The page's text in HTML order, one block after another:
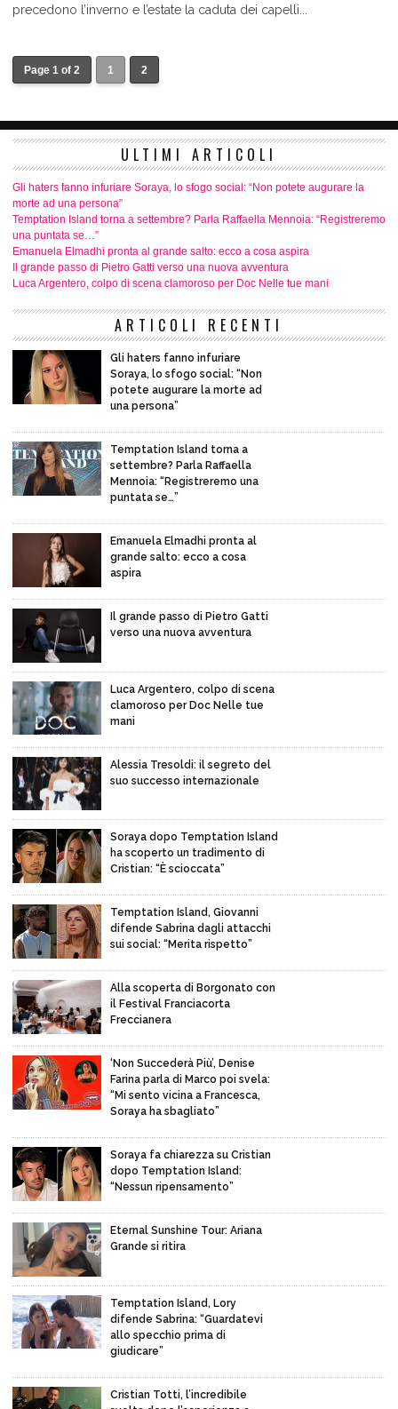
precedono l’inverno e l’estate la caduta dei capelli...
Page 1 of 2 1 2
ULTIMI ARTICOLI
Gli haters fanno infuriare Soraya, lo sfogo social: “Non potete augurare la
morte ad una persona”
Temptation Island torna a settembre? Parla Raffaella Mennoia: “Registreremo
una puntata se…”
Emanuela Elmadhi pronta al grande salto: ecco a cosa aspira
Il grande passo di Pietro Gatti verso una nuova avventura
Luca Argentero, colpo di scena clamoroso per Doc Nelle tue mani
ARTICOLI RECENTI
Gli haters fanno infuriare
Soraya, lo sfogo social: “Non
potete augurare la morte ad
una persona”
Temptation Island torna a
settembre? Parla Raffaella
Mennoia: “Registreremo una
puntata se…”
Emanuela Elmadhi pronta al
grande salto: ecco a cosa
aspira
Il grande passo di Pietro Gatti
verso una nuova avventura
Luca Argentero, colpo di scena
clamoroso per Doc Nelle tue
mani
Alessia Tresoldi: il segreto del
suo successo internazionale
Soraya dopo Temptation Island
ha scoperto un tradimento di
Cristian: “È scioccata”
Temptation Island, Giovanni
difende Sabrina dagli attacchi
sui social: “Merita rispetto”
Alla scoperta di Borgonato con
il Festival Franciacorta
Freccianera
‘Non Succederà Più’, Denise
Farina parla di Marco poi svela:
“Mi sento vicina a Francesca,
Soraya ha sbagliato”
Soraya fa chiarezza su Cristian
dopo Temptation Island:
“Nessun ripensamento”
Eternal Sunshine Tour: Ariana
Grande si ritira
Temptation Island, Lory
difende Sabrina: “Guardatevi
allo specchio prima di
giudicare”
Cristian Totti, l’incredibile